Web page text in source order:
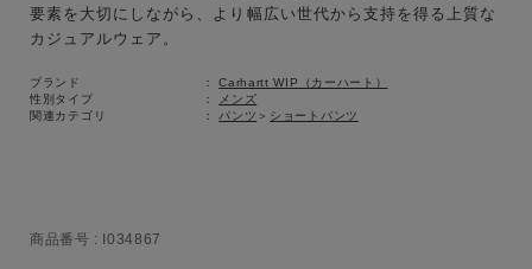
要素を大切にしながら、より幅広い世代から支持を得る上質な
カジュアルウェア。
ブランド
Carhartt WIP（カーハート）
性別タイプ
メンズ
関連カテゴリ
パンツ ＞ ショートパンツ
商品番号 I034867